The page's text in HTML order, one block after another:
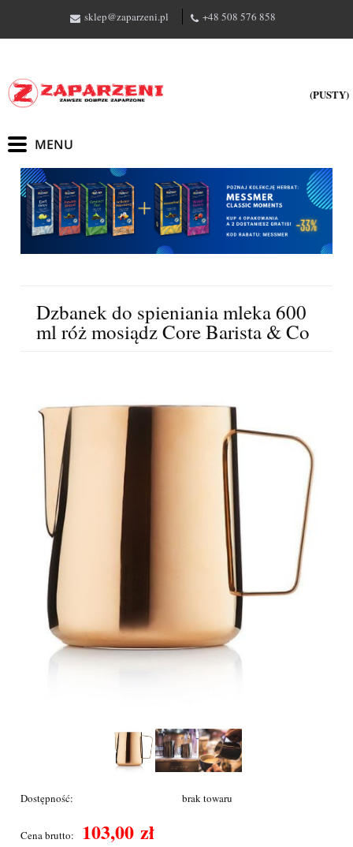
sklep@zaparzeni.pl +48 508 576 858
(PUSTY)
Dzbanek do spieniania mleka 600
ml róż mosiądz Core Barista & Co
Dostępność: brak towaru
Cena brutto: 103,00 zł